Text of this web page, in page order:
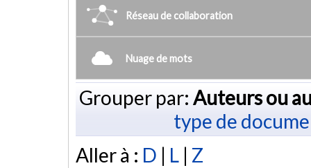
Réseau de collaboration
Nuage de mots
Grouper par: Auteurs ou
type de
Aller à : D | L | Z